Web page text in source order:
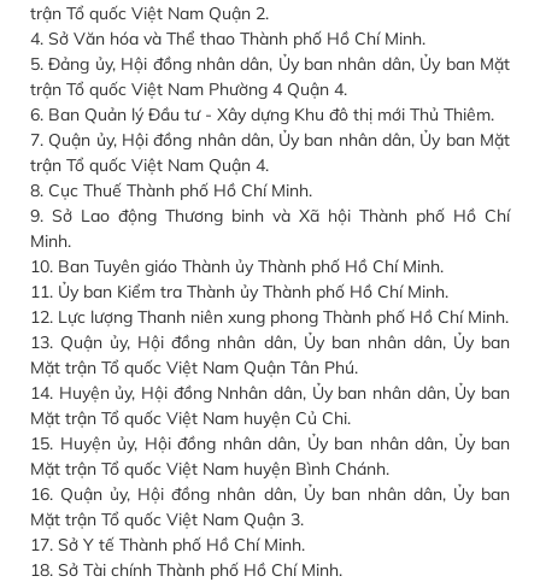
trận Tổ quốc Việt Nam Quận 2.
4. Sở Văn hóa và Thể thao Thành phố Hồ Chí Minh.
5. Đảng ủy, Hội đồng nhân dân, Ủy ban nhân dân, Ủy ban Mặt
trận Tổ quốc Việt Nam Phường 4 Quận 4.
6. Ban Quản lý Đầu tư - Xây dựng Khu đô thị mới Thủ Thiêm.
7. Quận ủy, Hội đồng nhân dân, Ủy ban nhân dân, Ủy ban Mặt
trận Tổ quốc Việt Nam Quận 4.
8. Cục Thuế Thành phố Hồ Chí Minh.
9. Sở Lao động Thương binh và Xã hội Thành phố Hồ Chí
Minh.
10. Ban Tuyên giáo Thành ủy Thành phố Hồ Chí Minh.
11. Ủy ban Kiểm tra Thành ủy Thành phố Hồ Chí Minh.
12. Lực lượng Thanh niên xung phong Thành phố Hồ Chí Minh.
13. Quận ủy, Hội đồng nhân dân, Ủy ban nhân dân, Ủy ban
Mặt trận Tổ quốc Việt Nam Quận Tân Phú.
14. Huyện ủy, Hội đồng Nnhân dân, Ủy ban nhân dân, Ủy ban
Mặt trận Tổ quốc Việt Nam huyện Củ Chi.
15. Huyện ủy, Hội đồng nhân dân, Ủy ban nhân dân, Ủy ban
Mặt trận Tổ quốc Việt Nam huyện Bình Chánh.
16. Quận ủy, Hội đồng nhân dân, Ủy ban nhân dân, Ủy ban
Mặt trận Tổ quốc Việt Nam Quận 3.
17. Sở Y tế Thành phố Hồ Chí Minh.
18. Sở Tài chính Thành phố Hồ Chí Minh.